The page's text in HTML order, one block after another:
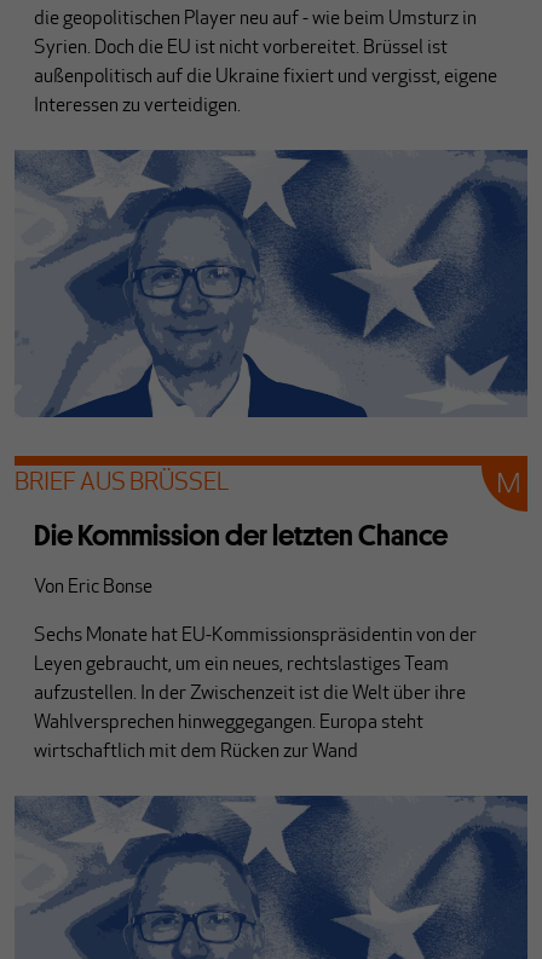
die geopolitischen Player neu auf - wie beim Umsturz in
Syrien. Doch die EU ist nicht vorbereitet. Brüssel ist
außenpolitisch auf die Ukraine fixiert und vergisst, eigene
Interessen zu verteidigen.
BRIEF AUS BRÜSSEL
Die Kommission der letzten Chance
Von Eric Bonse
Sechs Monate hat EU-Kommissionspräsidentin von der
Leyen gebraucht, um ein neues, rechtslastiges Team
aufzustellen. In der Zwischenzeit ist die Welt über ihre
Wahlversprechen hinweggegangen. Europa steht
wirtschaftlich mit dem Rücken zur Wand